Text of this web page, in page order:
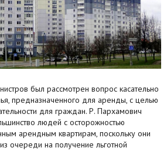
был рассмотрен вопрос касательно
предназначенного для аренды, с целью
для граждан. Р. Пархамович
людей с осторожностью
арендным квартирам, поскольку они
очереди на получение льготной